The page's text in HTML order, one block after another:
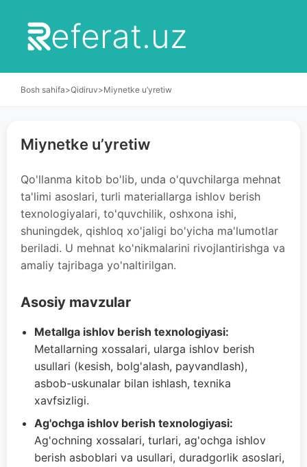
eferat.uz
Bosh sahifa>Qidiruv>Miynetke u’yretiw
Miynetke u’yretiw
Qo'llanma kitob bo'lib, unda o'quvchilarga mehnat
ta'limi asoslari, turli materiallarga ishlov berish
texnologiyalari, to'quvchilik, oshxona ishi,
shuningdek, qishloq xo'jaligi bo'yicha ma'lumotlar
beriladi. U mehnat ko'nikmalarini rivojlantirishga va
amaliy tajribaga yo'naltirilgan.
Asosiy mavzular
Metallga ishlov berish texnologiyasi:
Metallarning xossalari, ularga ishlov berish
usullari (kesish, bolg'alash, payvandlash),
asbob-uskunalar bilan ishlash, texnika
xavfsizligi.
Ag'ochga ishlov berish texnologiyasi:
Ag'ochning xossalari, turlari, ag'ochga ishlov
berish asboblari va usullari, duradgorlik asoslari,